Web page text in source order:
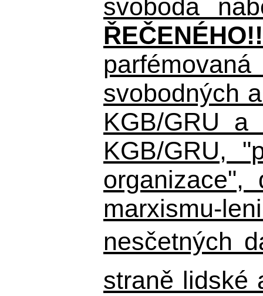
svoboda
svobodných
KGB/GRU
KGB/GRU,
organizace",
marxismu-
nesčetných
straně lidské